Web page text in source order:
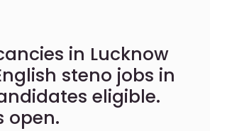
in Lucknow
steno jobs in
eligible.
open.